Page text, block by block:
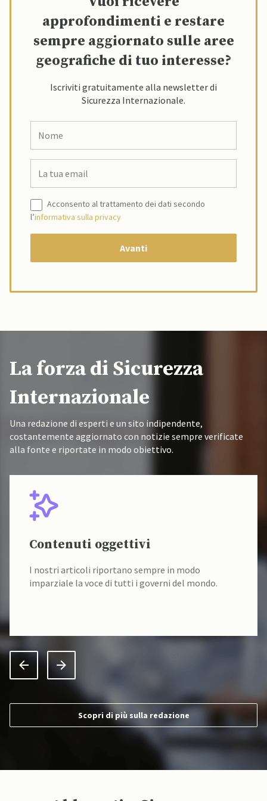
approfondimenti e restare
sempre aggiornato sulle aree
geografiche di tuo interesse?
Iscriviti gratuitamente alla newsletter di
Sicurezza Internazionale.
Acconsento al trattamento dei dati secondo
l’informativa sulla privacy
La forza di Sicurezza
Internazionale
Una redazione di esperti e un sito indipendente,
costantemente aggiornato con notizie sempre verificate
alla fonte e riportate in modo obiettivo.
Fonti verificate
I nostri contenuti sono sempre verificati alla fonte
da un team di accademici specializzati.
Scopri di più sulla redazione